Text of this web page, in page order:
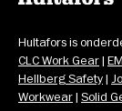
Hultafors is
CLC Work Gear |
Hellberg Safety |
Workwear | Solid